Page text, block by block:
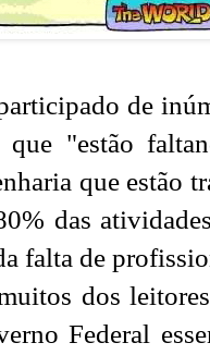
de
que "estão
que estão
das
falta de
dos leitores
Federal